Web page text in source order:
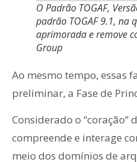
O Padrão TOGAF,
padrão TOGAF 9.1, na
aprimorada e remove
Group
Ao mesmo tempo, essas
preliminar, a Fase de
Considerado o “coração”
compreende e interage
meio dos domínios de